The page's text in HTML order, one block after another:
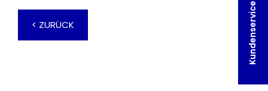
Kundenservice
< ZURÜCK